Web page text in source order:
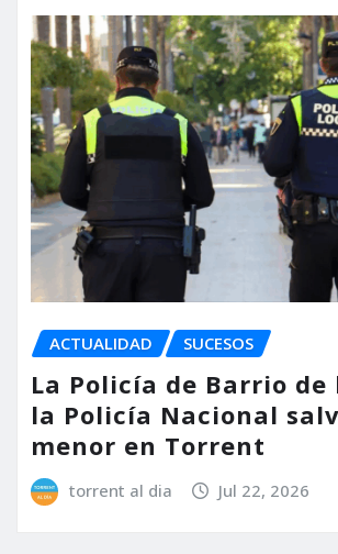
ACTUALIDAD SUCESOS
La Policía de Barrio de
la Policía Nacional
menor en Torrent
torrent al dia Jul 22, 2026